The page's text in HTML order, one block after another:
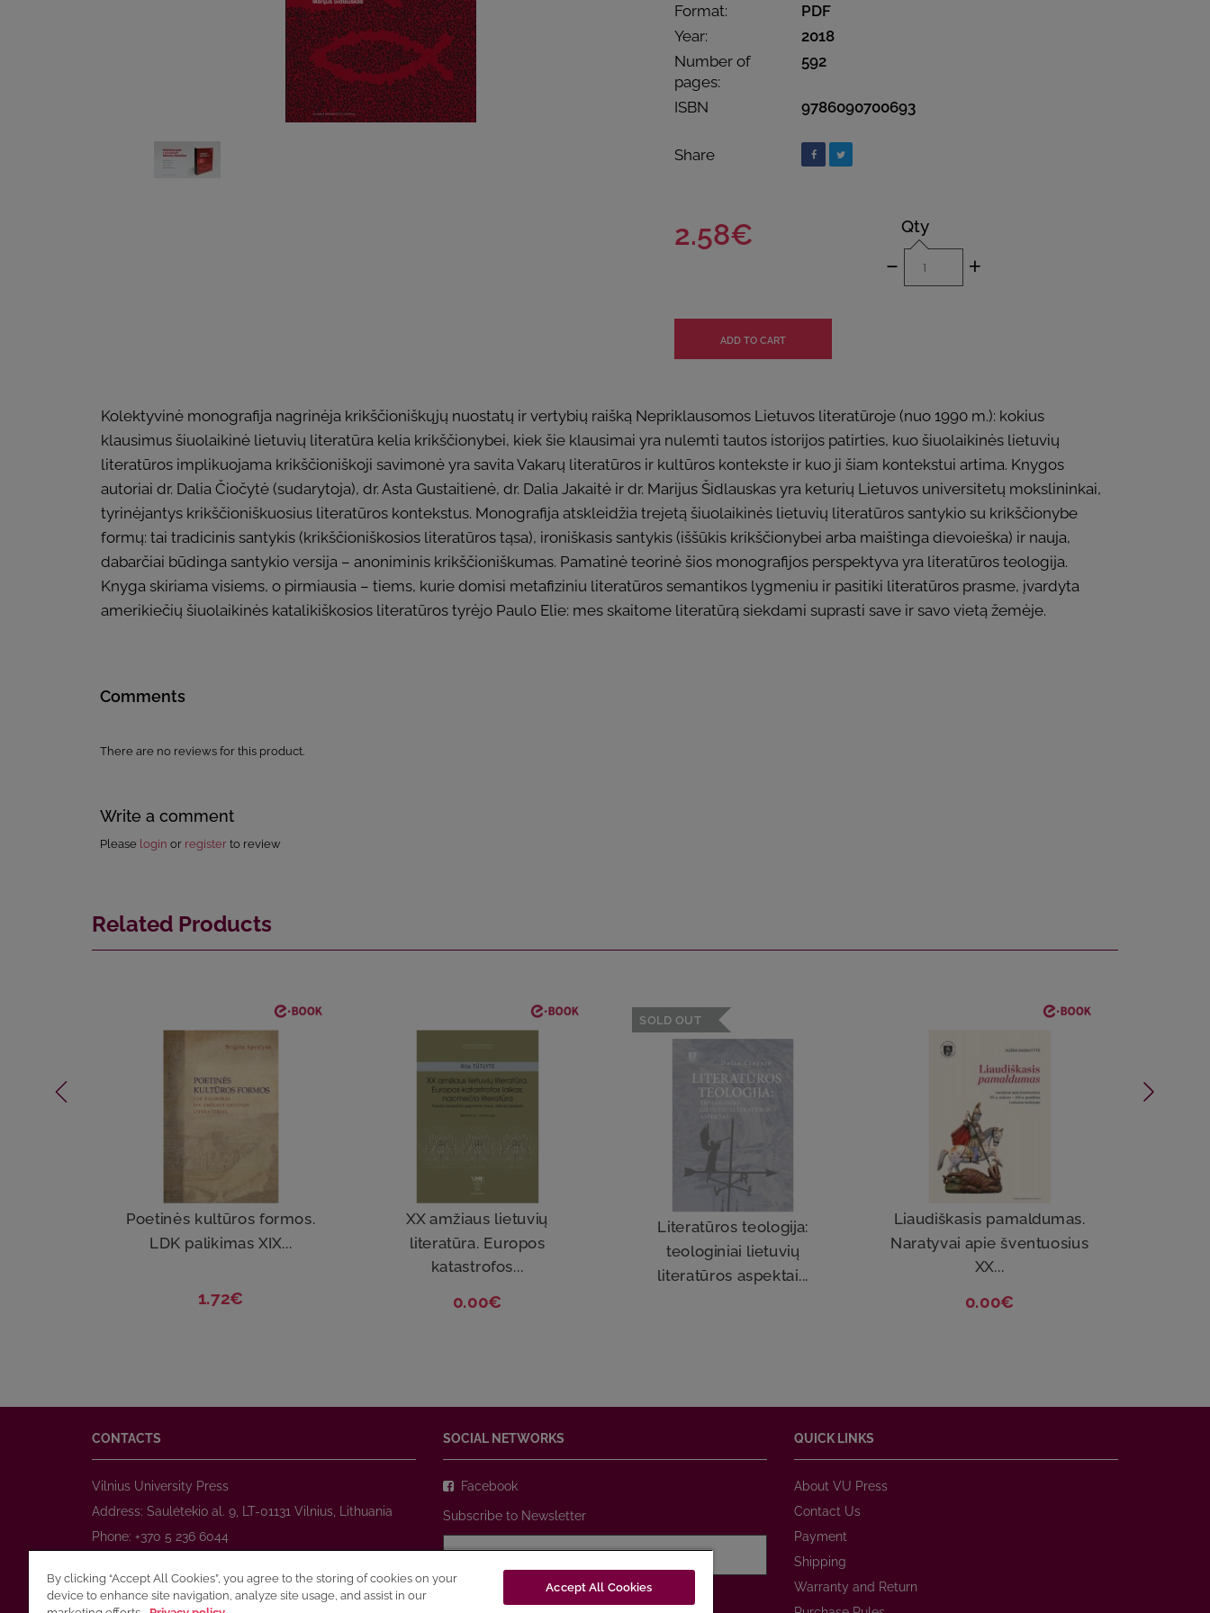
Format:
PDF
Year:
2018
Number of
pages:
592
ISBN 9786090700693
Share
2.58€ Qty
- +
Kolektyvinė monografija nagrinėja krikščioniškųjų nuostatų ir vertybių raišką Nepriklausomos Lietuvos literatūroje (nuo 1990 m.): kokius
klausimus šiuolaikinė lietuvių literatūra kelia krikščionybei, kiek šie klausimai yra nulemti tautos istorijos patirties, kuo šiuolaikinės lietuvių
literatūros implikuojama krikščioniškoji savimonė yra savita Vakarų literatūros ir kultūros kontekste ir kuo ji šiam kontekstui artima. Knygos
autoriai dr. Dalia Čiočytė (sudarytoja), dr. Asta Gustaitienė, dr. Dalia Jakaitė ir dr. Marijus Šidlauskas yra keturių Lietuvos universitetų mokslininkai,
tyrinėjantys krikščioniškuosius literatūros kontekstus. Monografija atskleidžia trejetą šiuolaikinės lietuvių literatūros santykio su krikščionybe
formų: tai tradicinis santykis (krikščioniškosios literatūros tąsa), ironiškasis santykis (iššūkis krikščionybei arba maištinga dievoieška) ir nauja,
dabarčiai būdinga santykio versija – anoniminis krikščioniškumas. Pamatinė teorinė šios monografijos perspektyva yra literatūros teologija.
Knyga skiriama visiems, o pirmiausia – tiems, kurie domisi metafiziniu literatūros semantikos lygmeniu ir pasitiki literatūros prasme, įvardyta
amerikiečių šiuolaikinės katalikiškosios literatūros tyrėjo Paulo Elie: mes skaitome literatūrą siekdami suprasti save ir savo vietą žemėje.
Comments
There are no reviews for this product.
Write a comment
Please login or register to review
Related Products
Poetinės kultūros formos.
LDK palikimas XIX...
1.72€
XX amžiaus lietuvių
literatūra. Europos
katastrofos...
0.00€
SOLD OUT
Literatūros teologija:
teologiniai lietuvių
literatūros aspektai...
Liaudiškasis pamaldumas.
Naratyvai apie šventuosius
XX...
0.00€
CONTACTS
Vilnius University Press
Address: Saulėtekio al. 9, LT-01131 Vilnius, Lithuania
Phone: +370 5 236 6044
E-mail:prekyba@leidykla.vu.lt
SOCIAL NETWORKS
Facebook
Subscribe to Newsletter
Privacy Policy
QUICK LINKS
About VU Press
Contact Us
Payment
Shipping
Warranty and Return
By clicking “Accept All Cookies”, you agree to the storing of cookies on your
device to enhance site navigation, analyze site usage, and assist in our
Accept All Cookies